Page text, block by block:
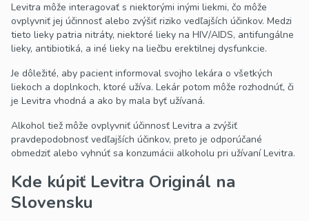
Levitra môže interagovať s niektorými inými liekmi, čo môže
ovplyvniť jej účinnosť alebo zvýšiť riziko vedľajších účinkov. Medzi
tieto lieky patria nitráty, niektoré lieky na HIV/AIDS, antifungálne
lieky, antibiotiká, a iné lieky na liečbu erektilnej dysfunkcie.
Je dôležité, aby pacient informoval svojho lekára o všetkých
liekoch a doplnkoch, ktoré užíva. Lekár potom môže rozhodnúť, či
je Levitra vhodná a ako by mala byť užívaná.
Alkohol tiež môže ovplyvniť účinnosť Levitra a zvýšiť
pravdepodobnosť vedľajších účinkov, preto je odporúčané
obmedziť alebo vyhnúť sa konzumácii alkoholu pri užívaní Levitra.
Kde kúpiť Levitra Originál na
Slovensku